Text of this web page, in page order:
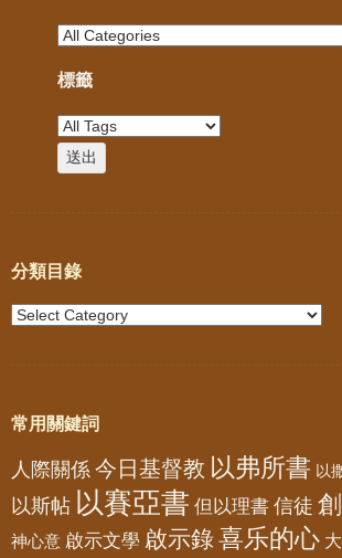
標籤
分類目錄
常用關鍵詞
人際關係 今日基督教 以弗所書 以
以斯帖 以賽亞書 但以理書 信徒
神心意 啟示文學 啟示錄喜乐的心